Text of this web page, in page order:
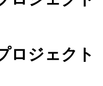
ロジェクト